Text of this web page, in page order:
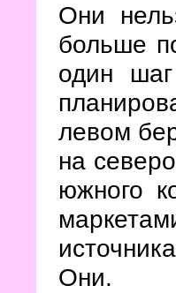
Они
больше
один
левом
на
южного
Они.